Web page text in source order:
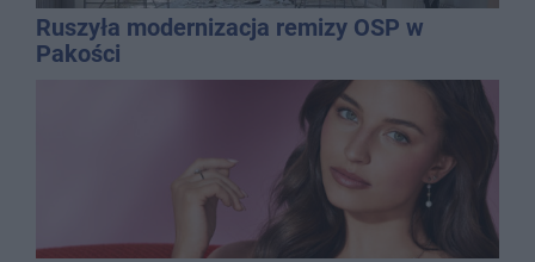
Ruszyła modernizacja remizy OSP w
Pakości